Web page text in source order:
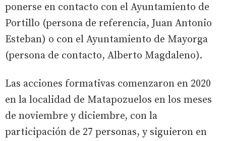
ponerse en contacto con el Ayuntamiento de
Portillo (persona de referencia, Juan Antonio
Esteban) o con el Ayuntamiento de Mayorga
(persona de contacto, Alberto Magdaleno).
Las acciones formativas comenzaron en 2020
en la localidad de Matapozuelos en los meses
de noviembre y diciembre, con la
participación de 27 personas, y siguieron en